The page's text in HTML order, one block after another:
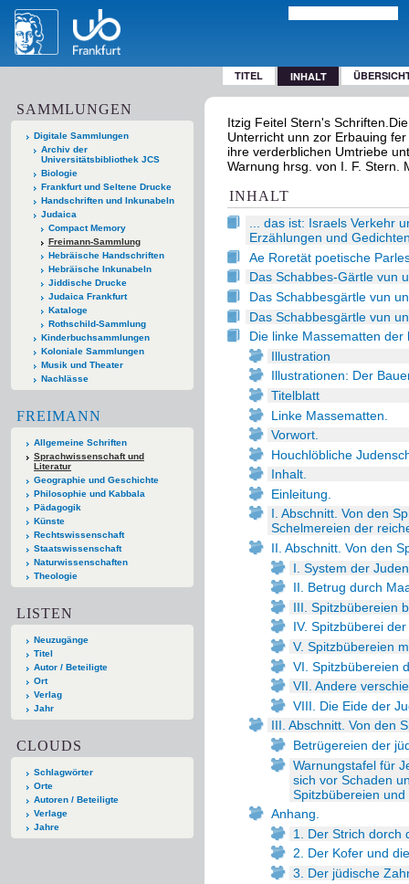
TITEL INHALT
SAMMLUNGEN
Digitale Sammlungen
Archiv der
Universitätsbibliothek JCS
Biologie
Frankfurt und Seltene Drucke
Handschriften und Inkunabeln
Judaica
Compact Memory
Freimann-Sammlung
Hebräische Handschriften
Hebräische Inkunabeln
Jiddische Drucke
Judaica Frankfurt
Kataloge
Rothschild-Sammlung
Kinderbuchsammlungen
Koloniale Sammlungen
Musik und Theater
Nachlässe
FREIMANN
Allgemeine Schriften
Sprachwissenschaft und
Literatur
Geographie und Geschichte
Philosophie und Kabbala
Pädagogik
Künste
Rechtswissenschaft
Staatswissenschaft
Naturwissenschaften
Theologie
LISTEN
Neuzugänge
Titel
Autor / Beteiligte
Ort
Verlag
Jahr
CLOUDS
Schlagwörter
Orte
Autoren / Beteiligte
Verlage
Jahre
Itzig Feitel Stern's
Unterricht unn zor Erbauing
ihre verderblichen Umtriebe
Warnung hrsg. von I. F. Stern.
INHALT
... das ist: Israels Verkehr
Erzählungen und
Ae Roretät poetische
Das Schabbes-Gärtle vun
Das Schabbesgärtle vun
Das Schabbesgärtle vun
Die linke Massematten
Illustration
Illustrationen: Der
Titelblatt
Linke Massematten.
Vorwort.
Houchlöbliche
Inhalt.
Einleitung.
I. Abschnitt. Von den
Schelmereien der
II. Abschnitt. Von den
I. System der
II. Betrug durch
III. Spitzbübereien
IV. Spitzbüberei
V. Spitzbübereien
VI. Spitzbübereien
VII. Andere
VIII. Die Eide der
III. Abschnitt. Von den
Betrügereien der
Warnungstafel für
sich vor Schaden
Spitzbübereien
Anhang.
1. Der Strich dorch
2. Der Kofer und
3. Der jüdische